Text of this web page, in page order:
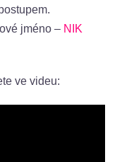
jméno – NIK
ve videu: